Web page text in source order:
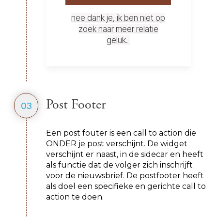
nee dank je, ik ben niet op
zoek naar meer relatie
geluk.
03 Post Footer
Een post fouter is een call to action die
ONDER je post verschijnt. De widget
verschijnt er naast, in de sidecar en heeft
als functie dat de volger zich inschrijft
voor de nieuwsbrief. De postfooter heeft
als doel een specifieke en gerichte call to
action te doen.